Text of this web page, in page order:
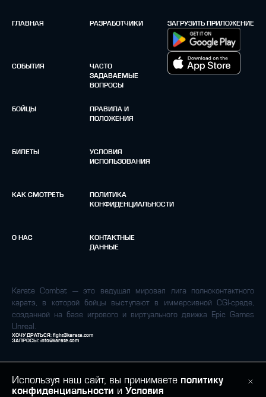
Используя наш сайт, вы принимаете политику
конфиденциальности и Условия
ГЛАВНАЯ
СОБЫТИЯ
БОЙЦЫ
БИЛЕТЫ
КАК СМОТРЕТЬ
О НАС
РАЗРАБОТЧИКИ
ЧАСТО
ЗАДАВАЕМЫЕ
ВОПРОСЫ
ПРАВИЛА И
ПОЛОЖЕНИЯ
УСЛОВИЯ
ИСПОЛЬЗОВАНИЯ
ПОЛИТИКА
КОНФИДЕНЦИАЛЬНОСТИ
КОНТАКТНЫЕ
ДАННЫЕ
ЗАГРУЗИТЬ ПРИЛОЖЕНИЕ
Karate Combat — это ведущая мировая лига полноконтактного
каратэ, в которой бойцы выступают в иммерсивной CGI-среде,
созданной на базе игрового и виртуального движка Epic Games
Unreal.
ХОЧУ ДРАТЬСЯ: fight@karate.com
ЗАПРОСЫ: info@karate.com